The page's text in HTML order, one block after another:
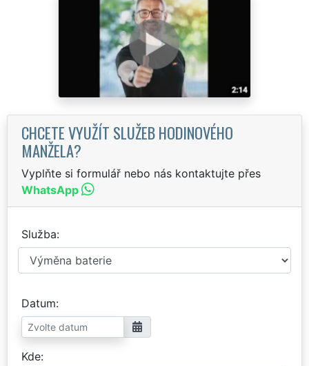
CHCETE VYUŽÍT SLUŽEB HODINOVÉHO
MANŽELA?
Vyplňte si formulář nebo nás kontaktujte přes
WhatsApp
Služba
Datum
Kde